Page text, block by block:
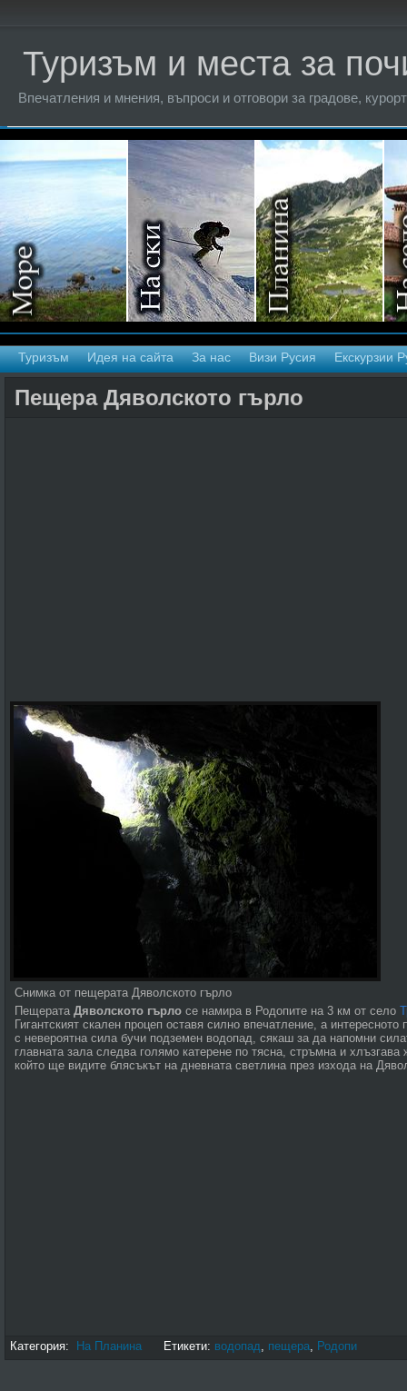
Туризъм и места за
Впечатления и мнения, въпроси и отговори за градове,
Туризъм Идея на сайта За нас Визи Русия Екскурзии
Пещера Дяволското гърло
Снимка от пещерата Дяволското гърло
Пещерата Дяволското гърло се намира в Родопите на 3 км от село
Гигантският скален процеп оставя силно впечатление, а
с невероятна сила бучи подземен водопад, сякаш за да напомни
главната зала следва голямо катерене по тясна, стръмна и
който ще видите блясъкът на дневната светлина през изхода на
Категория: На Планина Етикети: водопад, пещера, Родопи